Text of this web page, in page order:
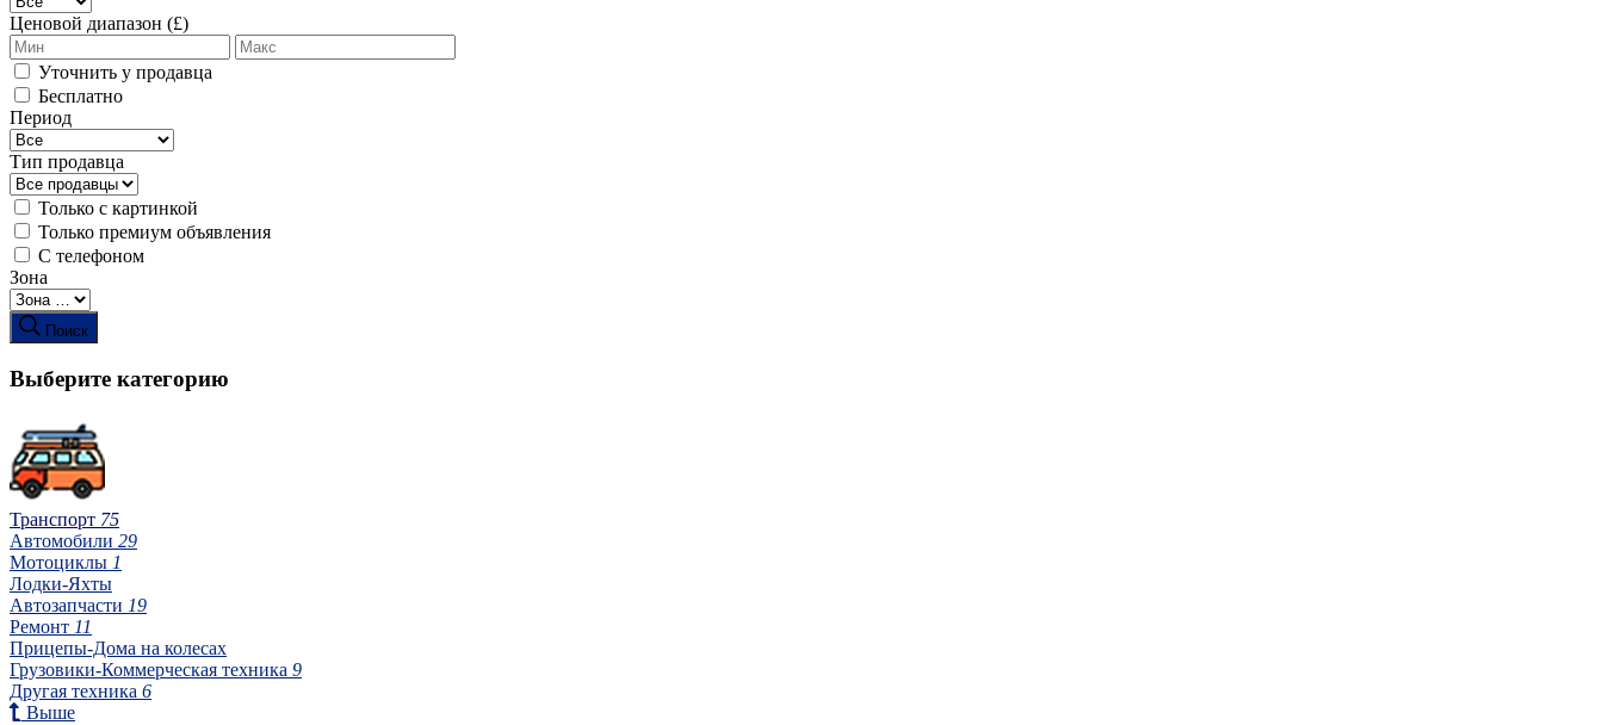
Ценовой диапазон (£)
Уточнить у продавца
Бесплатно
Период
Тип продавца
Только с картинкой
Только премиум объявления
С телефоном
Зона
Поиск
Выберите категорию
Транспорт 75
Автомобили 29
Мотоциклы 1
Лодки-Яхты
Автозапчасти 19
Ремонт 11
Прицепы-Дома на колесах
Грузовики-Коммерческая техника 9
Другая техника 6
Выше